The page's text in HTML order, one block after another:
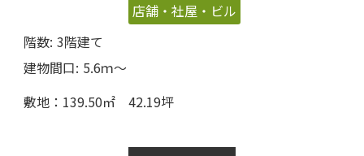
店舗・社屋・ビル
階数: 3階建て
建物間口: 5.6ｍ〜
敷地：139.50㎡ 42.19坪